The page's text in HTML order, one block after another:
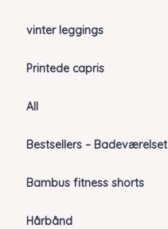
vinter leggings
Printede capris
All
Bestsellers – Badeværelset
Bambus fitness shorts
Hårbånd